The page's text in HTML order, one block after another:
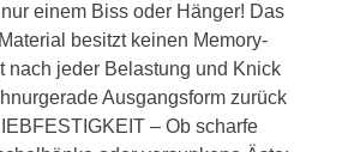
einem Biss oder Hänger! Das
besitzt keinen Memory-
nach jeder Belastung und Knick
Ausgangsform zurück
– Ob scharfe